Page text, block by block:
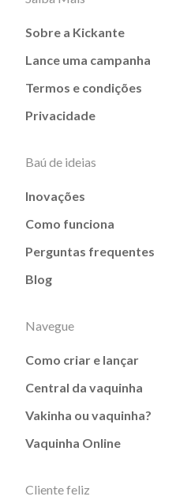
Sobre a Kickante
Lance uma campanha
Termos e condições
Privacidade
Baú de ideias
Inovações
Como funciona
Perguntas frequentes
Blog
Navegue
Como criar e lançar
Central da vaquinha
Vakinha ou vaquinha?
Vaquinha Online
Cliente feliz